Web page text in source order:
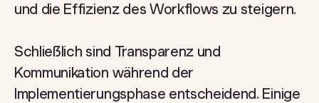
und die Effizienz des Workflows zu steigern.
Schließlich sind Transparenz und
Kommunikation während der
Implementierungsphase entscheidend. Einige